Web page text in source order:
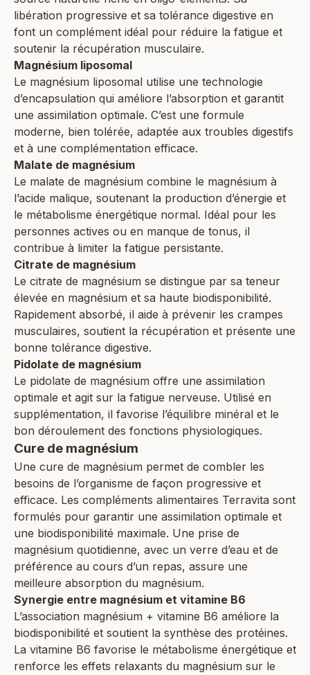
libération progressive et sa tolérance digestive en
font un complément idéal pour réduire la fatigue et
soutenir la récupération musculaire.
Magnésium liposomal
Le magnésium liposomal utilise une technologie
d’encapsulation qui améliore l’absorption et garantit
une assimilation optimale. C’est une formule
moderne, bien tolérée, adaptée aux troubles digestifs
et à une complémentation efficace.
Malate de magnésium
Le malate de magnésium combine le magnésium à
l’acide malique, soutenant la production d’énergie et
le métabolisme énergétique normal. Idéal pour les
personnes actives ou en manque de tonus, il
contribue à limiter la fatigue persistante.
Citrate de magnésium
Le citrate de magnésium se distingue par sa teneur
élevée en magnésium et sa haute biodisponibilité.
Rapidement absorbé, il aide à prévenir les crampes
musculaires, soutient la récupération et présente une
bonne tolérance digestive.
Pidolate de magnésium
Le pidolate de magnésium offre une assimilation
optimale et agit sur la fatigue nerveuse. Utilisé en
supplémentation, il favorise l’équilibre minéral et le
bon déroulement des fonctions physiologiques.
Cure de magnésium
Une cure de magnésium permet de combler les
besoins de l’organisme de façon progressive et
efficace. Les compléments alimentaires Terravita sont
formulés pour garantir une assimilation optimale et
une biodisponibilité maximale. Une prise de
magnésium quotidienne, avec un verre d’eau et de
préférence au cours d’un repas, assure une
meilleure absorption du magnésium.
Synergie entre magnésium et vitamine B6
L’association magnésium + vitamine B6 améliore la
biodisponibilité et soutient la synthèse des protéines.
La vitamine B6 favorise le métabolisme énergétique et
renforce les effets relaxants du magnésium sur le